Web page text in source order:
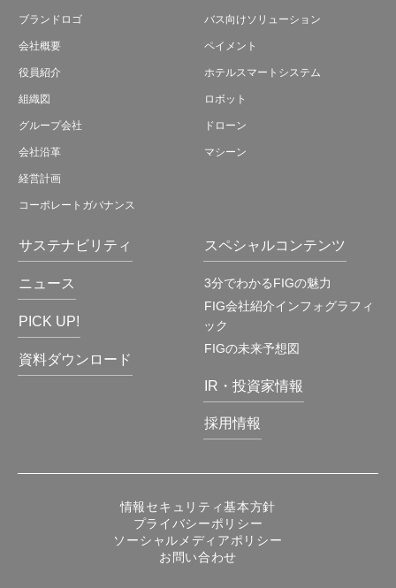
ブランドロゴ
会社概要
役員紹介
組織図
グループ会社
会社沿革
経営計画
コーポレートガバナンス
バス向けソリューション
ペイメント
ホテルスマートシステム
ロボット
ドローン
マシーン
サステナビリティ
ニュース
PICK UP!
資料ダウンロード
スペシャルコンテンツ
3分でわかるFIGの魅力
FIG会社紹介インフォグラフィ
ック
FIGの未来予想図
IR・投資家情報
採用情報
情報セキュリティ基本方針
プライバシーポリシー
ソーシャルメディアポリシー
お問い合わせ